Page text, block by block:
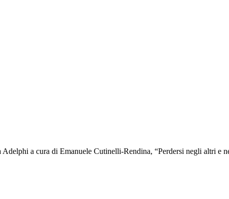
a cura di Emanuele Cutinelli-Rendina, “Perdersi negli altri e